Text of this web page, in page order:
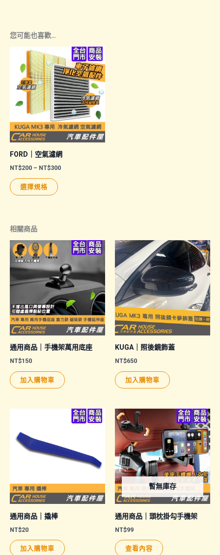
您可能也喜歡…
FORD｜空氣濾網
NT$200 – NT$300價
選擇規格
款
式。
可
在
產
品
頁
面
擇
選
相關商品
通用商品｜手機架萬用底座
NT$150
加入購物車
KUGA｜照後鏡飾蓋
NT$650
加入購物車
通用商品｜撬棒
NT$20
加入購物車
暫無庫存
通用商品｜頭枕掛勾手機架
NT$99
查看內容